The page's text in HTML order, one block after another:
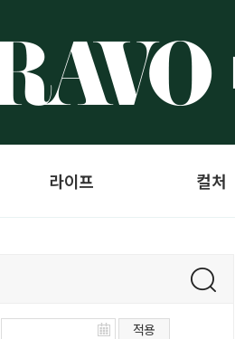
라이프 컬처
적용